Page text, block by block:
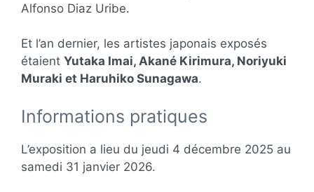
Alfonso Diaz Uribe.
Et l’an dernier, les artistes japonais exposés
étaient Yutaka Imai, Akané Kirimura, Noriyuki
Muraki et Haruhiko Sunagawa.
Informations pratiques
L’exposition a lieu du jeudi 4 décembre 2025 au
samedi 31 janvier 2026.